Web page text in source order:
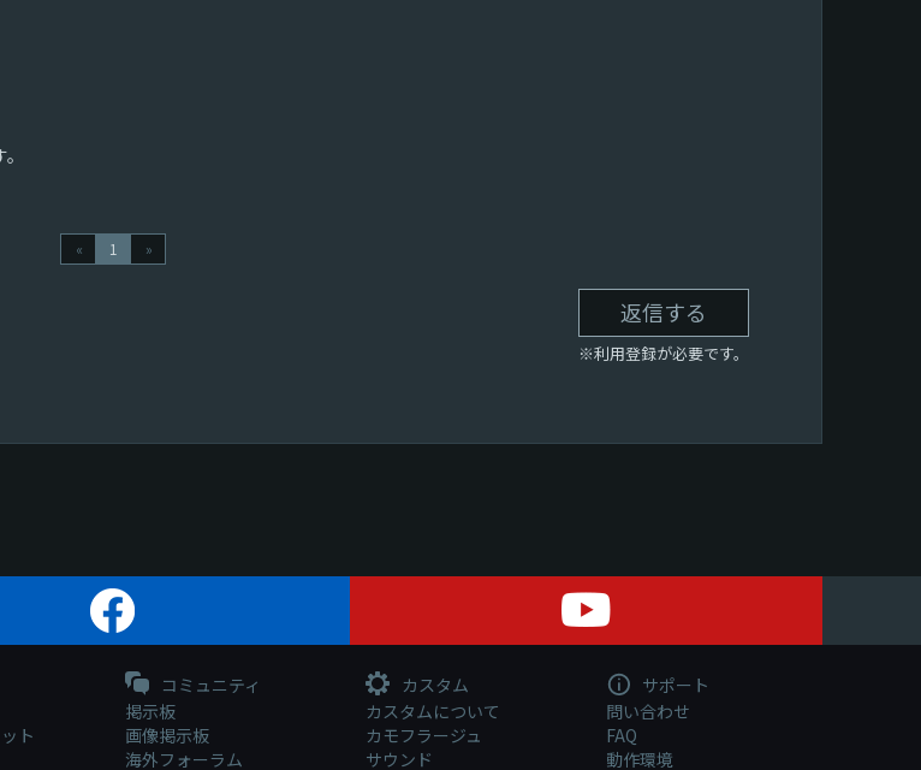
« 1 »
返信する
※利用登録が必要です。
ト
コミュニティ
掲示板
画像掲示板
海外フォーラム
カスタム
カスタムについて
カモフラージュ
サウンド
サポート
問い合わせ
FAQ
動作環境